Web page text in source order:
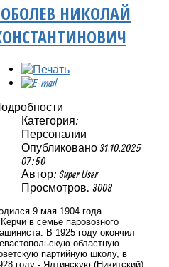
НИКОЛАЙ
Категория:
Персоналии
Опубликовано 31.10.2025
07:50
Автор: Super User
Просмотров: 3008
9 мая 1904 года
в семье паровозного
В 1925 году окончил
областную
партийную школу, в
году - Ялтинскую (Никитский)